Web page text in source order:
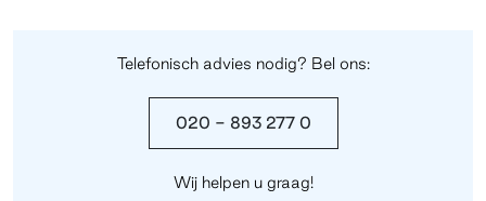
Telefonisch advies nodig? Bel ons:
020 - 893 277 0
Wij helpen u graag!